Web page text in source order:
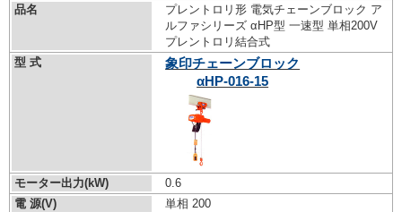
品名
プレントロリ形 電気チェーンブロック ア
ルファシリーズ αHP型 一速型 単相200V
プレントロリ結合式
型 式
象印チェーンブロック
αHP-016-15
モーター出力(kW)
0.6
電 源(V)
単相 200